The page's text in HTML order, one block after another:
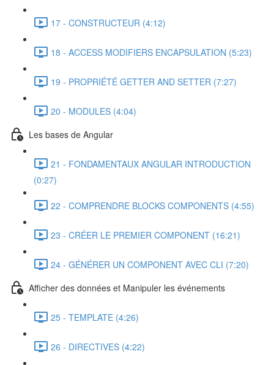
17 - CONSTRUCTEUR (4:12)
18 - ACCESS MODIFIERS ENCAPSULATION (5:23)
19 - PROPRIÉTÉ GETTER AND SETTER (7:27)
20 - MODULES (4:04)
Les bases de Angular
21 - FONDAMENTAUX ANGULAR INTRODUCTION
(0:27)
22 - COMPRENDRE BLOCKS COMPONENTS (4:55)
23 - CRÉER LE PREMIER COMPONENT (16:21)
24 - GÉNÉRER UN COMPONENT AVEC CLI (7:20)
Afficher des données et Manipuler les événements
25 - TEMPLATE (4:26)
26 - DIRECTIVES (4:22)